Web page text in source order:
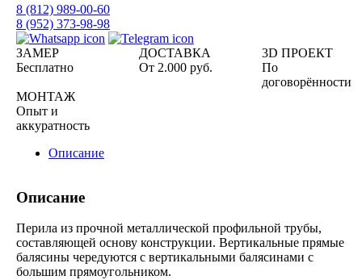
8 (812) 989-00-60
8 (952) 373-98-98
ЗАМЕР
Бесплатно
ДОСТАВКА
От 2.000 руб.
3D ПРОЕКТ
По
договорённости
МОНТАЖ
Опыт и
аккуратность
Описание
Описание
Перила из прочной металлической профильной трубы,
составляющей основу конструкции. Вертикальные прямые
балясины чередуются с вертикальными балясинами с
большим прямоугольником.